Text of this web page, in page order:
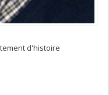
d'histoire